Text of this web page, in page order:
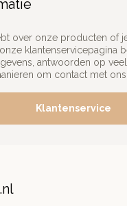
over onze producten of
klantenservicepagina
antwoorden op
om contact met ons
Klantenservice